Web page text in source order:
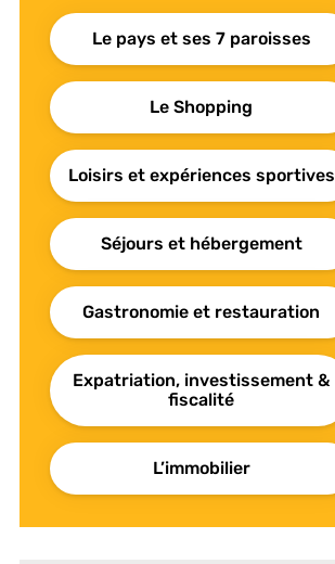
Le pays et ses 7 paroisses
Le Shopping
Loisirs et expériences sportives
Séjours et hébergement
Gastronomie et restauration
Expatriation, investissement &
fiscalité
L’immobilier